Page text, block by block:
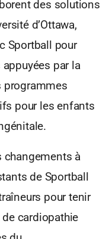
des solutions
d’Ottawa,
Sportball pour
par la
programmes
pour les enfants
changements à
de Sportball
pour tenir
cardiopathie